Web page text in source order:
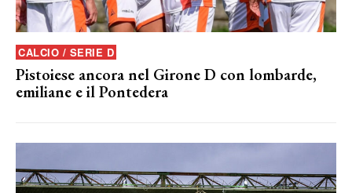
CALCIO / SERIE D
Pistoiese ancora nel Girone D con lombarde,
emiliane e il Pontedera